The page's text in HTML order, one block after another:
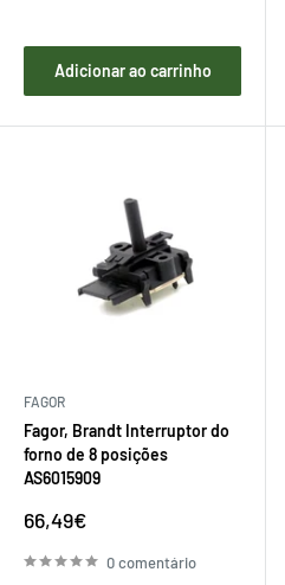
Adicionar ao carrinho
FAGOR
Fagor, Brandt Interruptor do
forno de 8 posições
AS6015909
Preço
venda
66,49€
0 comentário